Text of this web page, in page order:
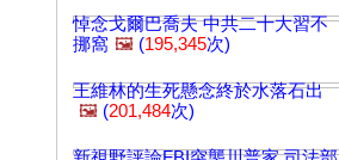
悼念戈爾巴喬夫 中共二十大習不
挪窩 🖼️ (195,345次)
王維林的生死懸念終於水落石出
🖼️ (201,484次)